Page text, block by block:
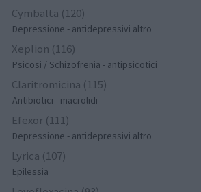
Cymbalta (120)
Depressione - antidepressivi altro
Xeplion (116)
Psicosi / Schizofrenia - antipsicotici
Claritromicina (115)
Antibiotici - macrolidi
Efexor (111)
Depressione - antidepressivi altro
Lyrica (107)
Epilessia